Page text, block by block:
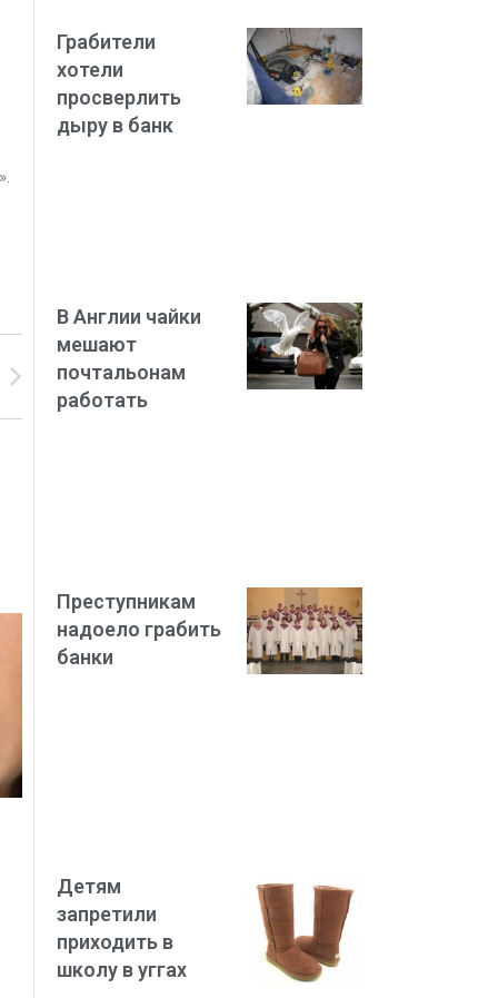
Грабители
хотели
просверлить
дыру в банк
В Англии чайки
мешают
почтальонам
работать
Преступникам
надоело грабить
банки
Детям
запретили
приходить в
школу в уггах